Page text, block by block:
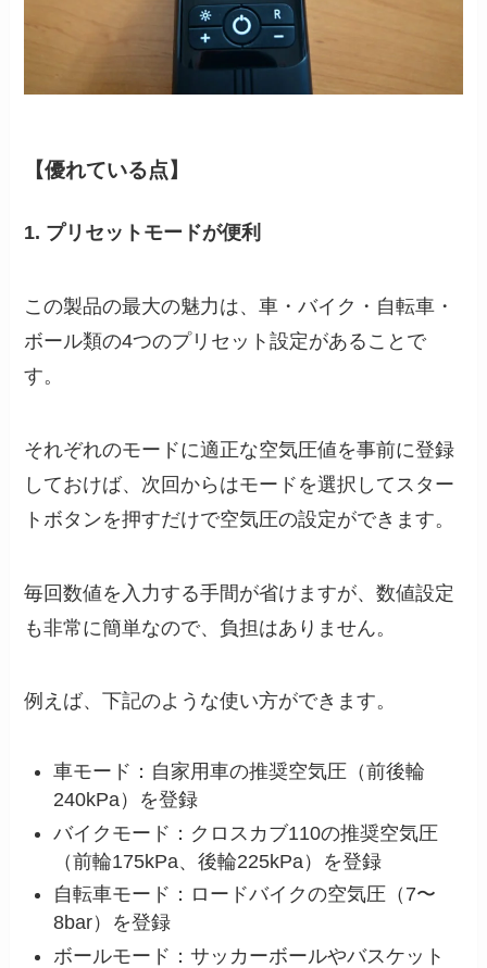
【優れている点】
1. プリセットモードが便利
この製品の最大の魅力は、車・バイク・自転車・
ボール類の4つのプリセット設定があることで
す。
それぞれのモードに適正な空気圧値を事前に登録
しておけば、次回からはモードを選択してスター
トボタンを押すだけで空気圧の設定ができます。
毎回数値を入力する手間が省けますが、数値設定
も非常に簡単なので、負担はありません。
例えば、下記のような使い方ができます。
車モード：自家用車の推奨空気圧（前後輪
240kPa）を登録
バイクモード：クロスカブ110の推奨空気圧
（前輪175kPa、後輪225kPa）を登録
自転車モード：ロードバイクの空気圧（7〜
8bar）を登録
ボールモード：サッカーボールやバスケット